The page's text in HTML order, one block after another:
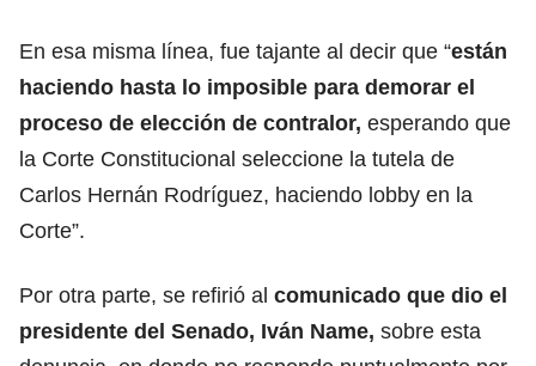
En esa misma línea, fue tajante al decir que “están
haciendo hasta lo imposible para demorar el
proceso de elección de contralor, esperando que
la Corte Constitucional seleccione la tutela de
Carlos Hernán Rodríguez, haciendo lobby en la
Corte”.
Por otra parte, se refirió al comunicado que dio el
presidente del Senado, Iván Name, sobre esta